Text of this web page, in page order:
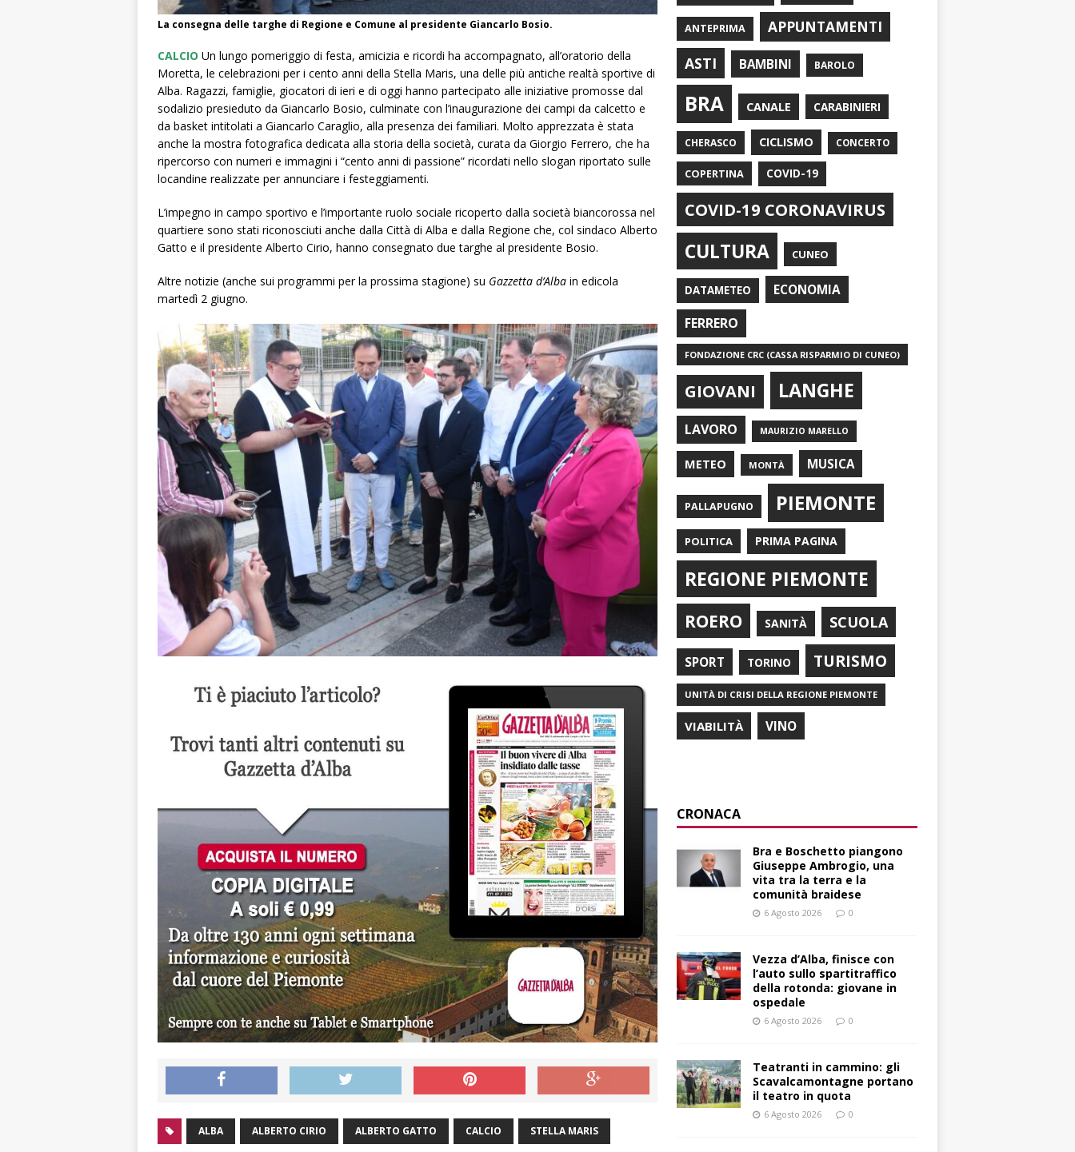
La consegna delle targhe di Regione e Comune al presidente Giancarlo Bosio.
CALCIO Un lungo pomeriggio di festa, amicizia e ricordi ha accompagnato, all’oratorio della
Moretta, le celebrazioni per i cento anni della Stella Maris, una delle più antiche realtà sportive di
Alba. Ragazzi, famiglie, giocatori di ieri e di oggi hanno partecipato alle iniziative promosse dal
sodalizio presieduto da Giancarlo Bosio, culminate con l’inaugurazione dei campi da calcetto e
da basket intitolati a Giancarlo Caraglio, alla presenza dei familiari. Molto apprezzata è stata
anche la mostra fotografica dedicata alla storia della società, curata da Giorgio Ferrero, che ha
ripercorso con numeri e immagini i “cento anni di passione” ricordati nello slogan riportato sulle
locandine realizzate per annunciare i festeggiamenti.
L’impegno in campo sportivo e l’importante ruolo sociale ricoperto dalla società biancorossa nel
quartiere sono stati riconosciuti anche dalla Città di Alba e dalla Regione che, col sindaco Alberto
Gatto e il presidente Alberto Cirio, hanno consegnato due targhe al presidente Bosio.
Altre notizie (anche sui programmi per la prossima stagione) su Gazzetta d’Alba in edicola
martedì 2 giugno.
ALBA ALBERTO CIRIO ALBERTO GATTO CALCIO STELLA MARIS
ANTEPRIMA
APPUNTAMENTI
ASTI
BAMBINI BAROLO
BRA CANALE CARABINIERI
CHERASCO CICLISMO CONCERTO
COPERTINA COVID-19
COVID-19 CORONAVIRUS
CULTURA CUNEO
DATAMETEO ECONOMIA
FERRERO
FONDAZIONE CRC (CASSA RISPARMIO DI CUNEO)
GIOVANI LANGHE
LAVORO MAURIZIO MARELLO
METEO MONTÀ MUSICA
PALLAPUGNO PIEMONTE
POLITICA PRIMA PAGINA
REGIONE PIEMONTE
ROERO SANITÀ SCUOLA
SPORT TORINO TURISMO
UNITÀ DI CRISI DELLA REGIONE PIEMONTE
VIABILITÀ VINO
CRONACA
Bra e Boschetto piangono
Giuseppe Ambrogio, una
vita tra la terra e la
comunità braidese
6 Agosto 2026 0
Vezza d’Alba, finisce con
l’auto sullo spartitraffico
della rotonda: giovane in
ospedale
6 Agosto 2026 0
Teatranti in cammino: gli
Scavalcamontagne portano
il teatro in quota
6 Agosto 2026 0